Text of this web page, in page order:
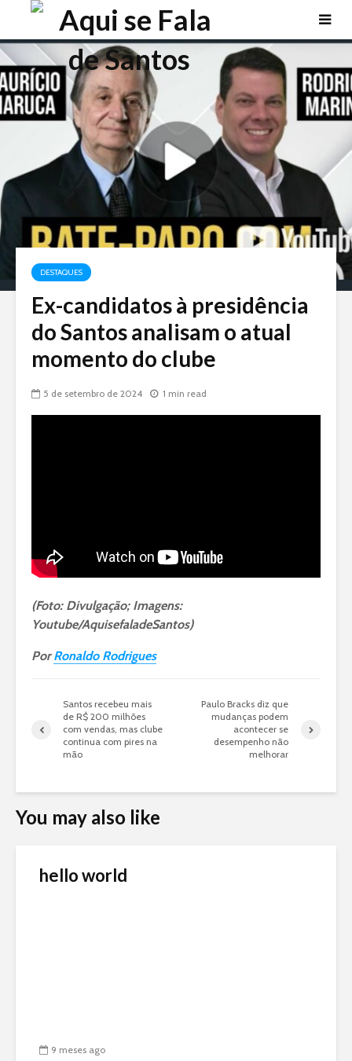
DESTAQUES
Ex-candidatos à presidência
do Santos analisam o atual
momento do clube
5 de setembro de 2024 1 min read
(Foto: Divulgação; Imagens:
Youtube/AquisefaladeSantos)
PorRonaldo Rodrigues
Santos recebeu mais
de R$ 200 milhões
com vendas, mas clube
continua com pires na
mão
Paulo Bracks diz que
mudanças podem
acontecer se
desempenho não
melhorar
You may also like
hello world
9 meses ago